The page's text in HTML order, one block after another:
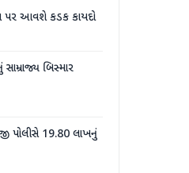
પર આવશે કડક કાયદો
બિસ્માર
પોલીસે 19.80 લાખનું